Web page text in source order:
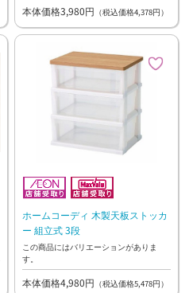
本体価格3,980円 （税込価格4,378円）
ホームコーディ 木製天板ストッカ
ー 組立式 3段
この商品にはバリエーションがありま
す。
本体価格4,980円 （税込価格5,478円）